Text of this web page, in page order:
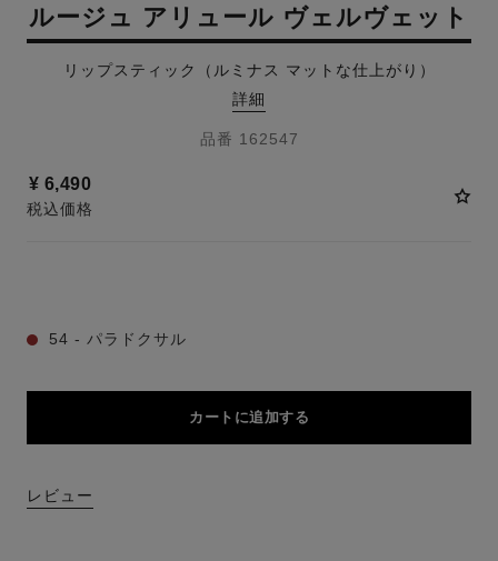
ルージュ アリュール ヴェルヴェット
リップスティック（ルミナス マットな仕上がり）
詳細
品番 162547
¥ 6,490
税込価格
54 - パラドクサル
カートに追加する
レビュー